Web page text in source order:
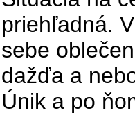
priehľadná.
sebe
dažďa a
Únik a po